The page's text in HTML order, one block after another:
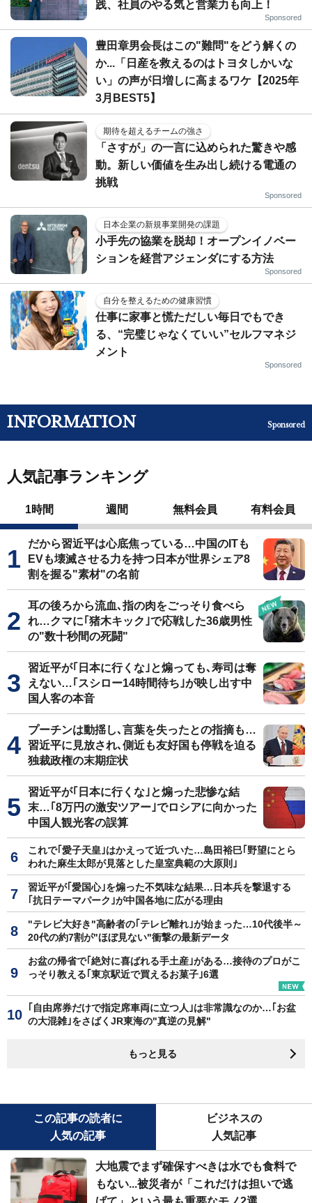
践、社員のやる気と営業力も向上！
Sponsored
豊田章男会長はこの"難問"をどう解くの
か...「日産を救えるのはトヨタしかいな
い」の声が日増しに高まるワケ【2025年
3月BEST5】
期待を超えるチームの強さ
「さすが」の一言に込められた驚きや感
動。新しい価値を生み出し続ける電通の
挑戦
Sponsored
日本企業の新規事業開発の課題
小手先の協業を脱却！オープンイノベー
ションを経営アジェンダにする方法
Sponsored
自分を整えるための健康習慣
仕事に家事と慌ただしい毎日でもでき
る、“完璧じゃなくていい”セルフマネジ
メント
Sponsored
INFORMATION Sponsored
人気記事ランキング
1時間 週間 無料会員 有料会員
だから習近平は心底焦っている…中国のITも
EVも壊滅させる力を持つ日本が世界シェア8
割を握る"素材"の名前
耳の後ろから流血､指の肉をごっそり食べら
れ…クマに｢猪木キック｣で応戦した36歳男性
の"数十秒間の死闘"
習近平が｢日本に行くな｣と煽っても､寿司は奪
えない…｢スシロー14時間待ち｣が映し出す中
国人客の本音
プーチンは動揺し､言葉を失ったとの指摘も…
習近平に見放され､側近も友好国も停戦を迫る
独裁政権の末期症状
習近平が｢日本に行くな｣と煽った悲惨な結
末…｢8万円の激安ツアー｣でロシアに向かった
中国人観光客の誤算
これで｢愛子天皇｣はかえって近づいた…島田裕巳｢野望にとら
われた麻生太郎が見落とした皇室典範の大原則｣
習近平が｢愛国心｣を煽った不気味な結果…日本兵を撃退する
｢抗日テーマパーク｣が中国各地に広がる理由
"テレビ大好き"高齢者の｢テレビ離れ｣が始まった…10代後半～
20代の約7割が"ほぼ見ない"衝撃の最新データ
お盆の帰省で｢絶対に喜ばれる手土産｣がある…接待のプロがこ
っそり教える｢東京駅近で買えるお菓子｣6選
｢自由席券だけで指定席車両に立つ人｣は非常識なのか…｢お盆
の大混雑｣をさばくJR東海の"真逆の見解"
もっと見る
この記事の読者に
人気の記事
ビジネスの
人気記事
大地震でまず確保すべきは水でも食料で
もない...被災者が「これだけは担いで逃